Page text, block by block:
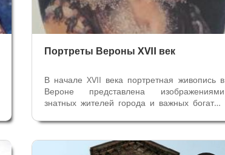
Портреты Вероны XVII век
В начале XVII века портретная живопись в
Вероне представлена изображениями
знатных жителей города и важных богатых
не было правителей с их придворными, и
веронцы присматривались к портретам и
изображениям правителей соседней...